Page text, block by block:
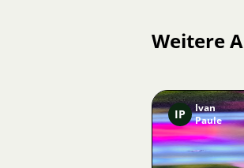
Weitere
IP
Ivan
Paule